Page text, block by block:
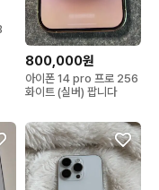
800,000원
아이폰 14 pro 프로 256
화이트 (실버) 팝니다